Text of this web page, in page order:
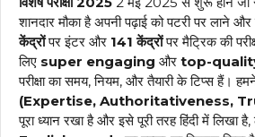
शानदार मौका है अपनी पढ़ाई को पटरी पर लाने
केंद्रोंपर इंटर और 141 केंद्रोंपर मैट्रिक की
लिए super engaging और top-
परीक्षा का समय, नियम, और तैयारी के टिप्स हैं।
(Expertise, Authoritativeness,
पूरा ध्यान रखा है और इसे पूरी तरह हिंदी में